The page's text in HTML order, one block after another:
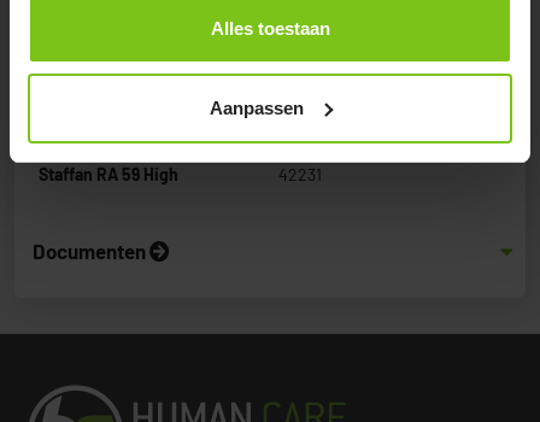
Alles toestaan
Aanpassen
Product specificatie
Staffan RA 59 Low
42221
Staffan RA 59 High
42231
Documenten